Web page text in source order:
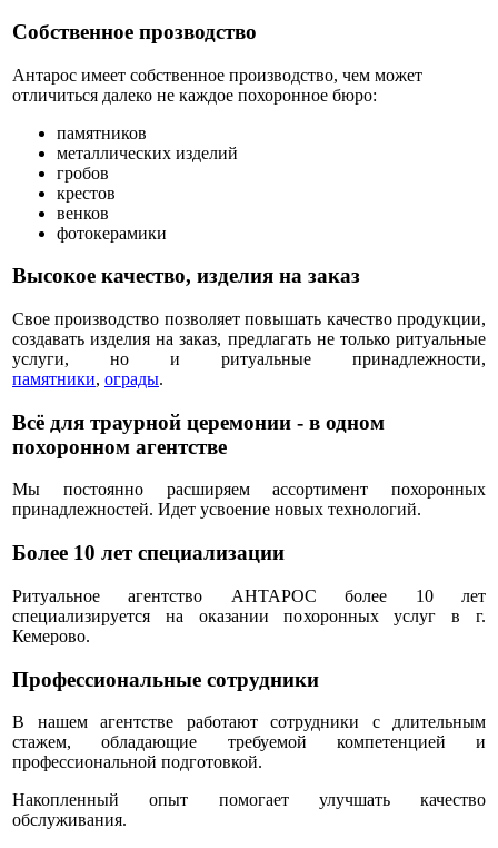
Собственное прозводство
Антарос имеет собственное производство, чем может
отличиться далеко не каждое похоронное бюро:
памятников
металлических изделий
гробов
крестов
венков
фотокерамики
Высокое качество, изделия на заказ
Свое производство позволяет повышать качество продукции,
создавать изделия на заказ, предлагать не только ритуальные
услуги, но и ритуальные принадлежности,
памятники, ограды.
Всё для траурной церемонии - в одном
похоронном агентстве
Мы постоянно расширяем ассортимент похоронных
принадлежностей. Идет усвоение новых технологий.
Более 10 лет специализации
Ритуальное агентство АНТАРОС более 10 лет
специализируется на оказании похоронных услуг в г.
Кемерово.
Профессиональные сотрудники
В нашем агентстве работают сотрудники с длительным
стажем, обладающие требуемой компетенцией и
профессиональной подготовкой.
Накопленный опыт помогает улучшать качество
обслуживания.